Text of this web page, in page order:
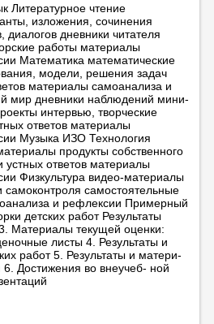
Литературное чтение
изложения, сочинения
диалогов дневники читателя
работы материалы
Математика математические
модели, решения задач
материалы самоанализа и
мир дневники наблюдений мини-
интервью, творческие
ответов материалы
Музыка ИЗО Технология
продукты собственного
устных ответов материалы
Физкультура видео-материалы
самостоятельные
и рефлексии Примерный
детских работ Результаты
Материалы текущей оценки:
листы 4. Результаты и
работ 5. Результаты и матери-
6. Достижения во внеучеб- ной